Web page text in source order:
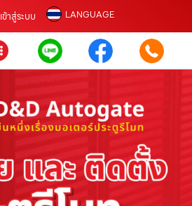
เข้าสู่ระบบ LANGUAGE